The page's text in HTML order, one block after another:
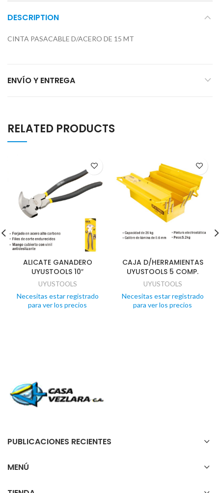
DESCRIPTION
CINTA PASACABLE D/ACERO DE 15 MT
ENVÍO Y ENTREGA
RELATED PRODUCTS
ALICATE GANADERO
UYUSTOOLS 10″
UYUSTOOLS
Necesitas estar registrado
para ver los precios
CAJA D/HERRAMIENTAS
UYUSTOOLS 5 COMP.
UYUSTOOLS
Necesitas estar registrado
para ver los precios
PUBLICACIONES RECIENTES
MENÚ